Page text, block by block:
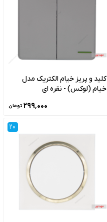
کلید و پریز خیام الکتریک مدل
خیام (لوکس) - نقره ای
۲۹۹٬۰۰۰ تومان
20